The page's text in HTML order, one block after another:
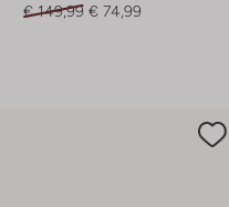
€ 149,99 € 74,99